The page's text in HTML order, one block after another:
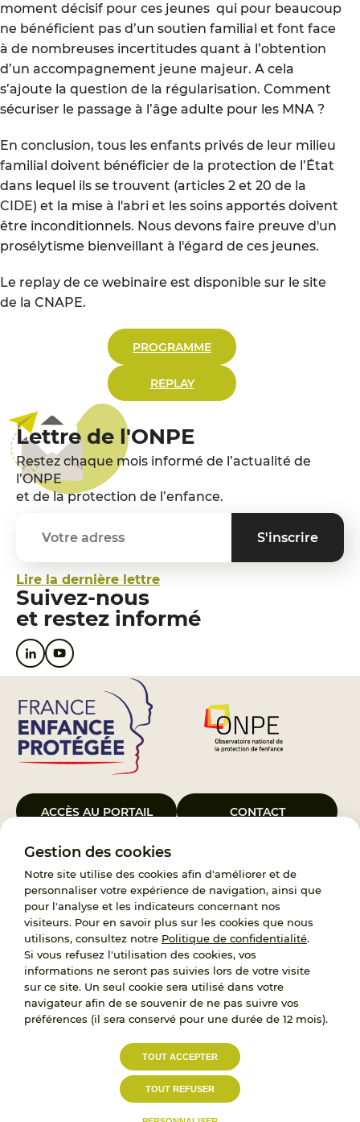
Gestion des cookies
Notre site utilise des cookies afin d'améliorer et de
personnaliser votre expérience de navigation, ainsi que
pour l'analyse et les indicateurs concernant nos
visiteurs. Pour en savoir plus sur les cookies que nous
utilisons, consultez notre Politique de confidentialité.
Si vous refusez l'utilisation des cookies, vos
informations ne seront pas suivies lors de votre visite
sur ce site. Un seul cookie sera utilisé dans votre
navigateur afin de se souvenir de ne pas suivre vos
préférences (il sera conservé pour une durée de 12 mois).
TOUT ACCEPTER
TOUT REFUSER
moment décisif pour ces jeunes qui pour beaucoup
ne bénéficient pas d’un soutien familial et font face
à de nombreuses incertitudes quant à l’obtention
d’un accompagnement jeune majeur. A cela
s’ajoute la question de la régularisation. Comment
sécuriser le passage à l’âge adulte pour les MNA ?
En conclusion, tous les enfants privés de leur milieu
familial doivent bénéficier de la protection de l’État
dans lequel ils se trouvent (articles 2 et 20 de la
CIDE) et la mise à l'abri et les soins apportés doivent
être inconditionnels. Nous devons faire preuve d'un
prosélytisme bienveillant à l'égard de ces jeunes.
Le replay de ce webinaire est disponible sur le site
de la CNAPE.
PROGRAMME
REPLAY
Lettre de l'ONPE
Restez chaque mois informé de l’actualité de
l’ONPE
et de la protection de l’enfance.
Lire la dernière lettre
Suivez-nous
et restez informé
ACCÈS AU PORTAIL CONTACT
Le Groupement d’Intérêt Public France Enfance Protégée, créé le 5
janvier 2023, a pour objet d’assurer les missions de service public du
119, d’accompagnement des adoptants et de traitement des
demandes d’accès aux origines personnelles. France Enfance
Protégée est également un observatoire et une ressource pour
l’ensemble des professionnels, ainsi qu’un appui à l’élaboration de la
politique publique à travers le soutien à l’activité des conseils
nationaux.
RECRUTEMENT
L’État, les Départements et les Associations au
service de la prévention et de la protection de
l’enfance.
Politique de